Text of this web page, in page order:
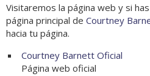
Visitaremos la página web y si
página principal de Courtney
hacia tu página.
Courtney Barnett Oficial
Página web oficial